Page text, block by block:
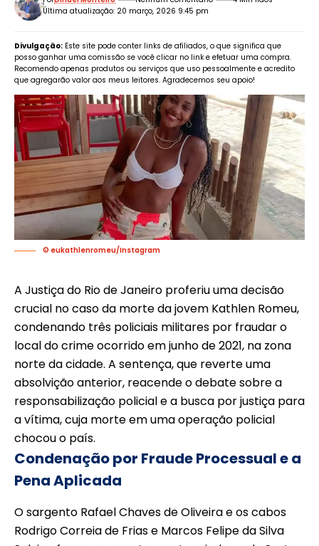
Última atualização: 20 março, 2026 9:45 pm
Divulgação: Este site pode conter links de afiliados, o que significa que
posso ganhar uma comissão se você clicar no link e efetuar uma compra.
Recomendo apenas produtos ou serviços que uso pessoalmente e acredito
que agregarão valor aos meus leitores. Agradecemos seu apoio!
© eukathlenromeu/Instagram
A Justiça do Rio de Janeiro proferiu uma decisão
crucial no caso da morte da jovem Kathlen Romeu,
condenando três policiais militares por fraudar o
local do crime ocorrido em junho de 2021, na zona
norte da cidade. A sentença, que reverte uma
absolvição anterior, reacende o debate sobre a
responsabilização policial e a busca por justiça para
a vítima, cuja morte em uma operação policial
chocou o país.
Condenação por Fraude Processual e a
Pena Aplicada
O sargento Rafael Chaves de Oliveira e os cabos
Rodrigo Correia de Frias e Marcos Felipe da Silva